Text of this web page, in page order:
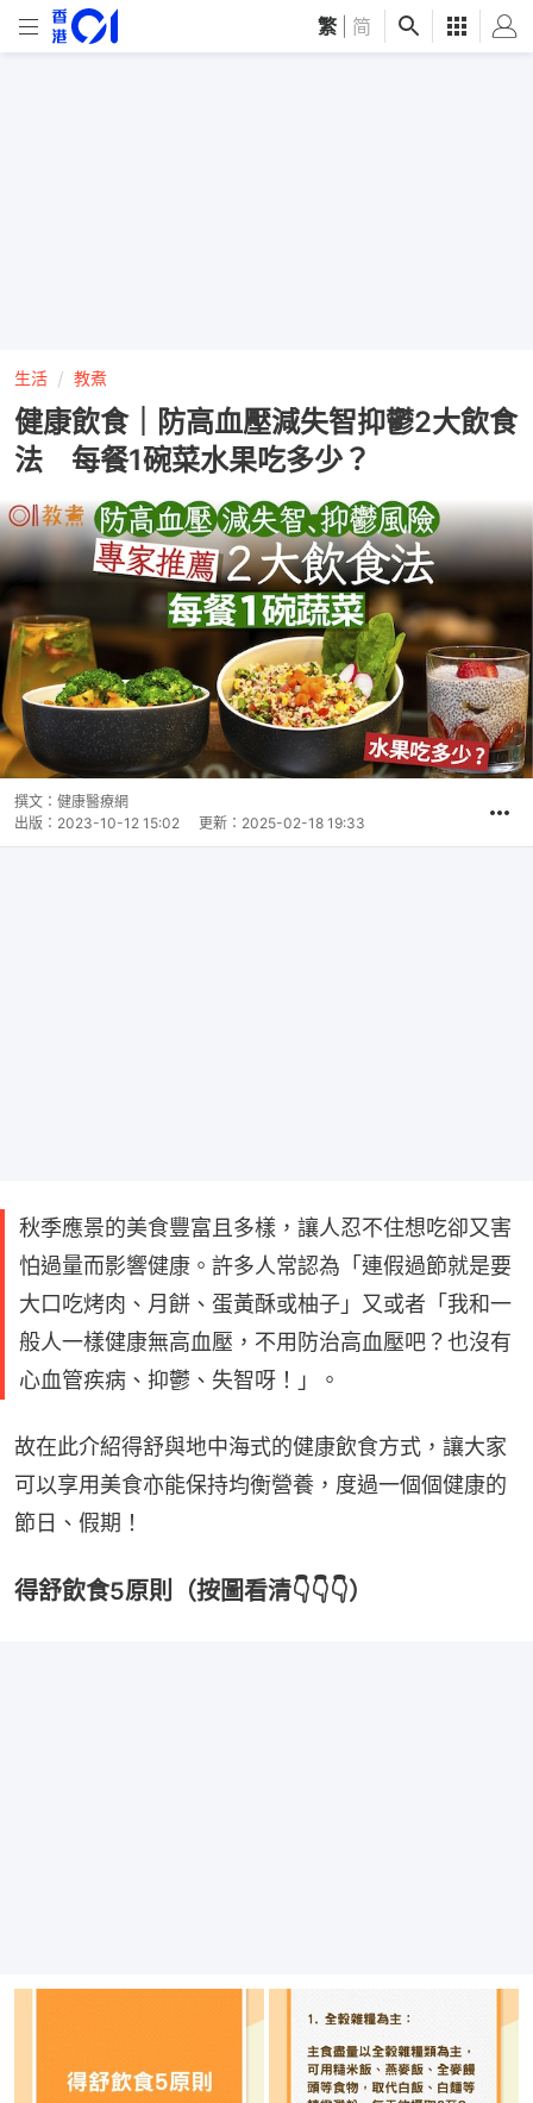
繁 简
生活 教煮
健康飲食｜防高血壓減失智抑鬱2大飲食
法 每餐1碗菜水果吃多少？
撰文： 健康醫療網
出版： 2023-10-12 15:02 更新： 2025-02-18 19:33
秋季應景的美食豐富且多樣，讓人忍不住想吃卻又害
怕過量而影響健康。許多人常認為「連假過節就是要
大口吃烤肉、月餅、蛋黃酥或柚子」又或者「我和一
般人一樣健康無高血壓，不用防治高血壓吧？也沒有
心血管疾病、抑鬱、失智呀！」。
故在此介紹得舒與地中海式的健康飲食方式，讓大家
可以享用美食亦能保持均衡營養，度過一個個健康的
節日、假期！
得舒飲食5原則（按圖看清👇👇👇）